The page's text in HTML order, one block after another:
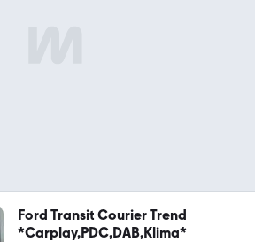
Ford Transit Courier Trend
*Carplay,PDC,DAB,Klima*